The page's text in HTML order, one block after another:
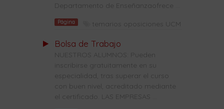
Departamento de Enseñanzaofrece ...
Página temarios oposiciones UCM
Bolsa de Trabajo
NUESTROS ALUMNOS: Pueden
inscribirse gratuitamente en su
especialidad, tras superar el curso
con buen nivel, acreditado mediante
el certificado. LAS EMPRESAS ...